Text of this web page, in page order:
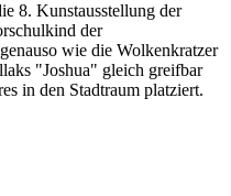
8. Kunstausstellung der
der
wie die Wolkenkratzer
"Joshua" gleich greifbar
in den Stadtraum platziert.